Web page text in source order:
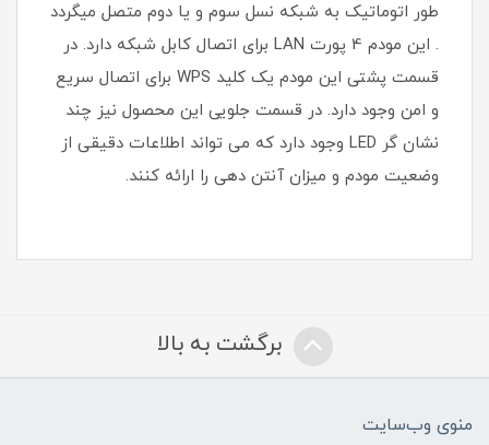
طور اتوماتیک به شبکه نسل سوم و یا دوم متصل میگردد
. این مودم 4 پورت LAN برای اتصال کابل شبکه دارد. در
قسمت پشتی این مودم یک کلید WPS برای اتصال سریع
و امن وجود دارد. در قسمت جلویی این محصول نیز چند
نشان گر LED وجود دارد که می تواند اطلاعات دقیقی از
وضعیت مودم و میزان آنتن دهی را ارائه کنند.
برگشت به بالا
منوی وب‌سایت